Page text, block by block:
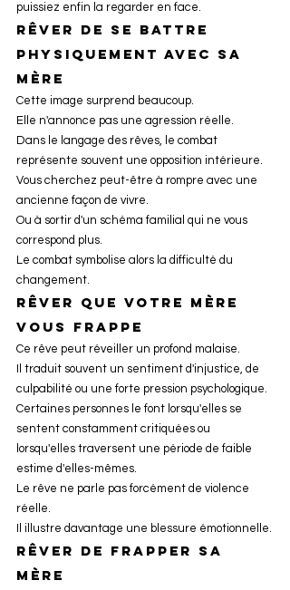
puissiez enfin la regarder en face.
Rêver de se battre
physiquement avec sa
mère
Cette image surprend beaucoup.
Elle n'annonce pas une agression réelle.
Dans le langage des rêves, le combat
représente souvent une opposition intérieure.
Vous cherchez peut-être à rompre avec une
ancienne façon de vivre.
Ou à sortir d'un schéma familial qui ne vous
correspond plus.
Le combat symbolise alors la difficulté du
changement.
Rêver que votre mère
vous frappe
Ce rêve peut réveiller un profond malaise.
Il traduit souvent un sentiment d'injustice, de
culpabilité ou une forte pression psychologique.
Certaines personnes le font lorsqu'elles se
sentent constamment critiquées ou
lorsqu'elles traversent une période de faible
estime d'elles-mêmes.
Le rêve ne parle pas forcément de violence
réelle.
Il illustre davantage une blessure émotionnelle.
Rêver de frapper sa
mère